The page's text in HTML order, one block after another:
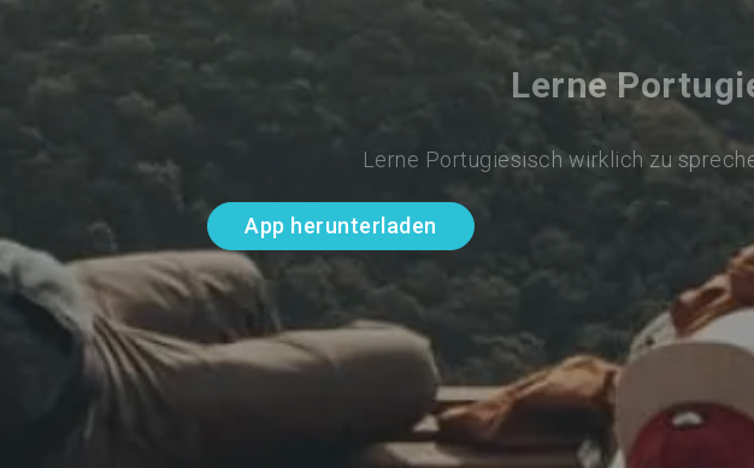
Lerne
Lerne Portugiesisch wirklich zu
App herunterladen